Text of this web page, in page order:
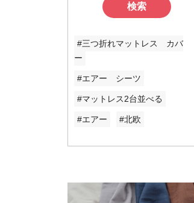
検索
#三つ折れマットレス カバ
ー
#エアー シーツ
#マットレス2台並べる
#エアー #北欧